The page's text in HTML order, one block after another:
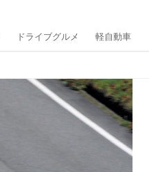
ドライブグルメ 軽自動車